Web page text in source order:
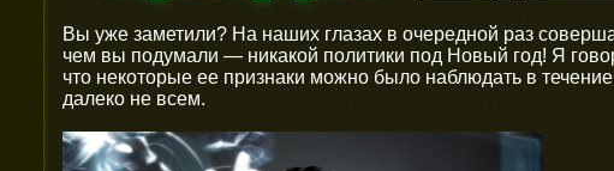
Вы уже заметили? На наших глазах в очередной раз
чем вы подумали — никакой политики под Новый год! Я
что некоторые ее признаки можно было наблюдать в
далеко не всем.